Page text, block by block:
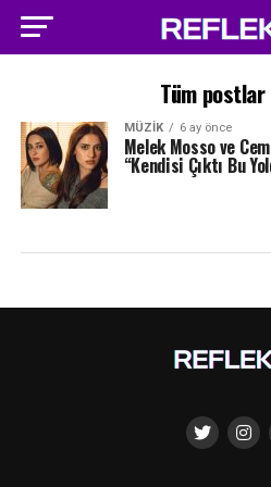
Tüm
MÜZIK 6 ay önce
Melek Mosso ve
“Kendisi Çıktı Bu